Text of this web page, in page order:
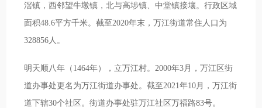
滘镇，西邻望牛墩镇，北与高埗镇、中堂镇接壤。行政区域
面积48.6平方千米。截至2020年末，万江街道常住人口为
328856人。
明天顺八年（1464年），立万江村。2000年3月，万江区街
道办事处更名为万江街道办事处。截至2021年10月，万江街
道下辖30个社区。街道办事处驻万江社区万福路83号。